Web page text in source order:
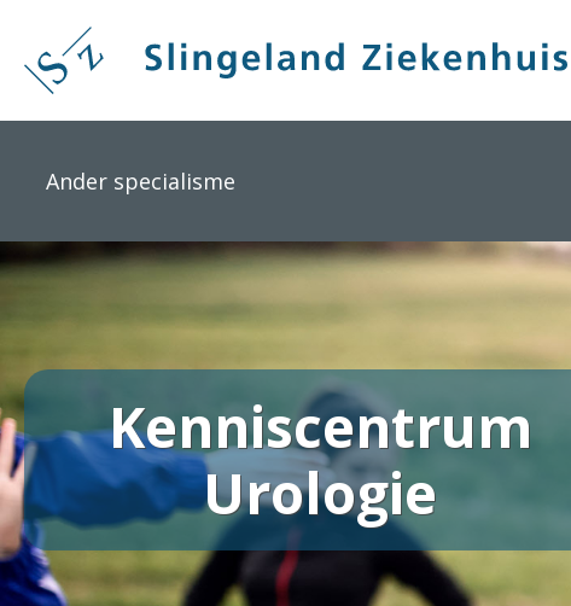
naar
Ander specialisme
Kenniscentrum
Urologie